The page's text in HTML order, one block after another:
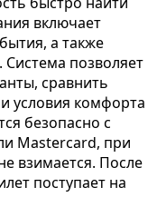
включает
а также
позволяет
сравнить
условия комфорта
безопасно с
Mastercard, при
взимается. После
поступает на